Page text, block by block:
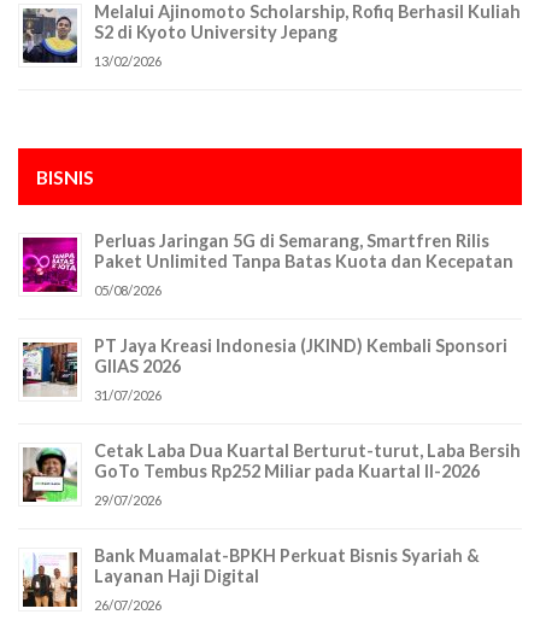
Melalui Ajinomoto Scholarship, Rofiq Berhasil Kuliah
S2 di Kyoto University Jepang
13/02/2026
BISNIS
Perluas Jaringan 5G di Semarang, Smartfren Rilis
Paket Unlimited Tanpa Batas Kuota dan Kecepatan
05/08/2026
PT Jaya Kreasi Indonesia (JKIND) Kembali Sponsori
GIIAS 2026
31/07/2026
Cetak Laba Dua Kuartal Berturut-turut, Laba Bersih
GoTo Tembus Rp252 Miliar pada Kuartal II-2026
29/07/2026
Bank Muamalat-BPKH Perkuat Bisnis Syariah &
Layanan Haji Digital
26/07/2026